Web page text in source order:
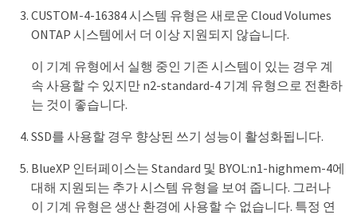
CUSTOM-4-16384 시스템 유형은 새로운 Cloud Volumes
ONTAP 시스템에서 더 이상 지원되지 않습니다.
이 기계 유형에서 실행 중인 기존 시스템이 있는 경우 계
속 사용할 수 있지만 n2-standard-4 기계 유형으로 전환하
는 것이 좋습니다.
SSD를 사용할 경우 향상된 쓰기 성능이 활성화됩니다.
BlueXP 인터페이스는 Standard 및 BYOL:n1-highmem-4에
대해 지원되는 추가 시스템 유형을 보여 줍니다. 그러나
이 기계 유형은 생산 환경에 사용할 수 없습니다. 특정 연